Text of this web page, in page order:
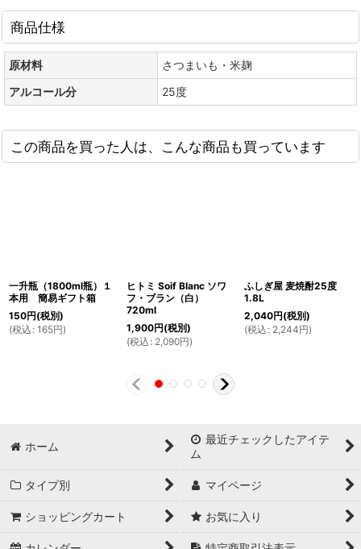
商品仕様
原材料
さつまいも・米麹
アルコール分
25度
この商品を買った人は、こんな商品も買っています
一升瓶（1800ml瓶）１
本用 簡易ギフト箱
150円(税別)
(税込 : 165円)
ヒトミ Soif Blanc ソワ
フ・ブラン（白）
720ml
1,900円(税別)
(税込 : 2,090円)
ふしぎ屋 麦焼酎25度
1.8L
2,040円(税別)
(税込 : 2,244円)
ホーム
最近チェックしたアイテ
ム
タイプ別 マイページ
ショッピングカート お気に入り